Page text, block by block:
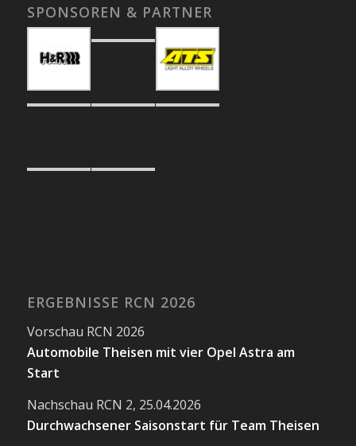
SPONSOREN & PARTNER
ERGEBNISSE RCN 2026
Vorschau RCN 2026
Automobile Theisen mit vier Opel Astra am
Start
Nachschau RCN 2, 25.04.2026
Durchwachsener Saisonstart für Team Theisen